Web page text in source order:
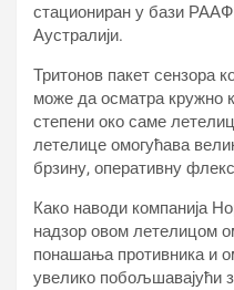
стациониран у бази РААФ
Аустралији.
Тритонов пакет сензора
може да осматра кружно
степени око саме
летелице омогућава
брзину, оперативну
Како наводи компанија
надзор овом летелицом
понашања противника и
увелико побољшавајући